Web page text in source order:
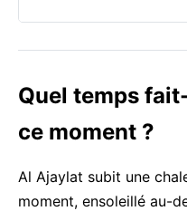
Quel temps
ce moment ?
Al Ajaylat subit une
moment, ensoleillé au-